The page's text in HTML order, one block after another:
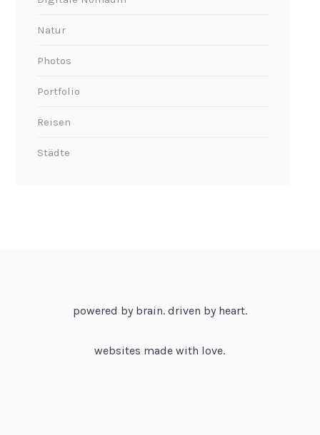
Natur
Photos
Portfolio
Reisen
Städte
powered by brain. driven by heart.
websites made with love.